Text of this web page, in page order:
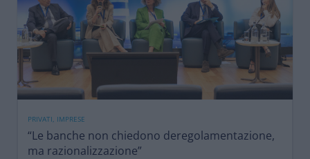
PRIVATI, IMPRESE
“Le banche non chiedono deregolamentazione,
ma razionalizzazione”